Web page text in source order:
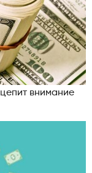
внимание